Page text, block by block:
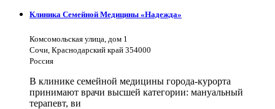
Клиника Семейной Медицины «Надежда»
Комсомольская улица, дом 1
Сочи, Краснодарский край 354000
Россия
В клинике семейной медицины города-курорта
принимают врачи высшей категории: мануальный
терапевт, ви